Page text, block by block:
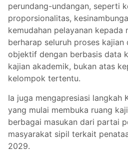
perundang-undangan, seperti
proporsionalitas,
kemudahan pelayanan kepada
berharap seluruh proses kajian
objektif dengan berbasis data
kajian akademik, bukan atas
kelompok tertentu.
Ia juga mengapresiasi langkah
yang mulai membuka ruang
berbagai masukan dari partai
masyarakat sipil terkait
2029.